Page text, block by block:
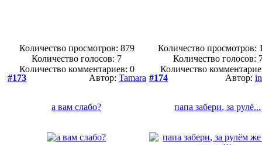
Количество просмотров: 879
Количество голосов: 7
Количество комментариев: 0
Количество просмотров:
Количество голосов:
Количество
#173
Автор: Tamara
а вам слабо?
#174 Автор:
папа забери, за рулё...